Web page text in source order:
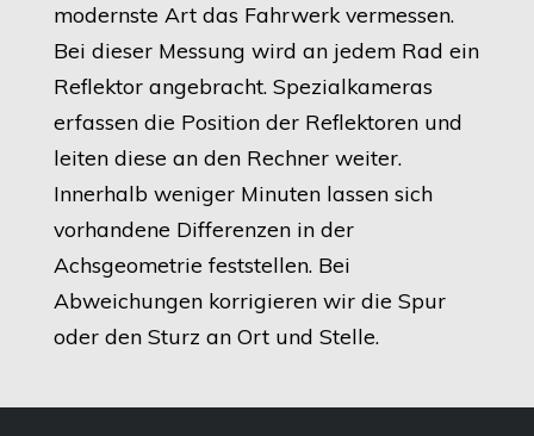
modernste Art das Fahrwerk vermessen.
Bei dieser Messung wird an jedem Rad ein
Reflektor angebracht. Spezialkameras
erfassen die Position der Reflektoren und
leiten diese an den Rechner weiter.
Innerhalb weniger Minuten lassen sich
vorhandene Differenzen in der
Achsgeometrie feststellen. Bei
Abweichungen korrigieren wir die Spur
oder den Sturz an Ort und Stelle.